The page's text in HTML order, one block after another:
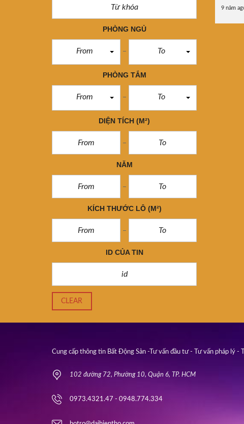
PHÒNG NGỦ
From To
PHÒNG TẮM
From To
DIỆN TÍCH (M²)
NĂM
KÍCH THƯỚC LÔ (M²)
ID CỦA TIN
CLEAR
9 năm
Cung cấp thông tin Bất Động Sản -Tư vấn đầu tư - Tư vấn pháp lý -
102 đường 72, Phường 10, Quận 6, TP. HCM
0973.4321.47 - 0948.774.334